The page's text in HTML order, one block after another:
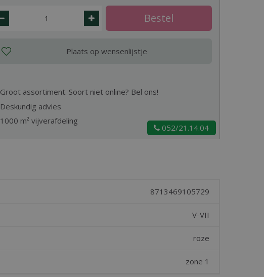
Groot assortiment. Soort niet online? Bel ons!
Deskundig advies
1000 m² vijverafdeling
052/21.14.04
8713469105729
V-VII
roze
zone 1